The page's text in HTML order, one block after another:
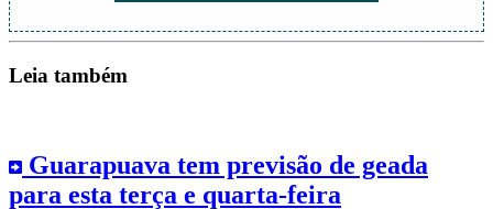
Leia também
Guarapuava tem previsão de geada
para esta terça e quarta-feira